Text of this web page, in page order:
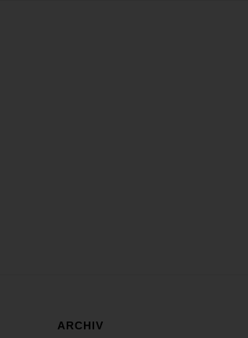
ARCHIV